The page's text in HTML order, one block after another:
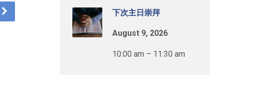
下次主日崇拜
August 9, 2026
10:00 am – 11:30 am